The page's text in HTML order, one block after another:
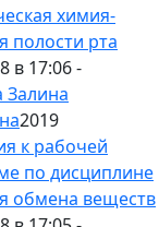
химия-
полости рта
в 17:06 -
Залина
2019
к рабочей
по дисциплине
обмена веществ